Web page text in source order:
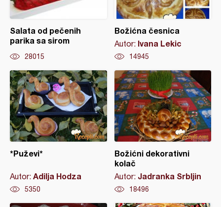
Salata od pečenih
parika sa sirom
28015
Božićna česnica
Autor: Ivana Lekic
14945
*Puževi*
Autor: Adilja Hodza
5350
Božićni dekorativni
kolač
Autor: Jadranka Srbljin
18496